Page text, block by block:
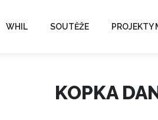
WHIL SOUTĚŽE PROJEKTY
KOPKA